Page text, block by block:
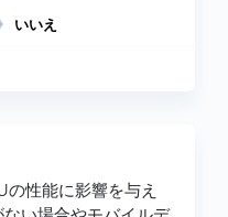
いいえ
性能に影響を与え